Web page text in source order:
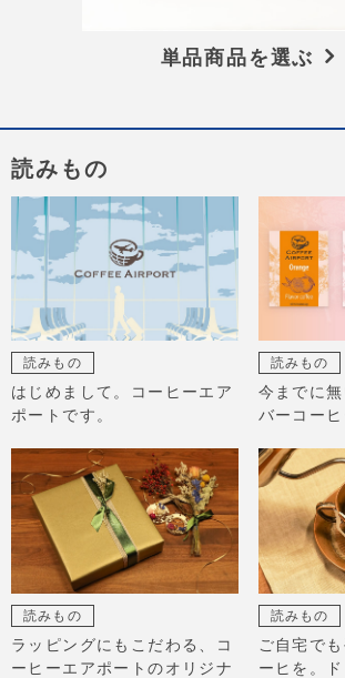
単品商品を選ぶ
読みもの
読みもの
はじめまして。コーヒーエア
ポートです。
読みもの
今までに
バーコーヒ
読みもの
ラッピングにもこだわる、コ
ーヒーエアポートのオリジナ
読みもの
ご自宅で
ーヒを。